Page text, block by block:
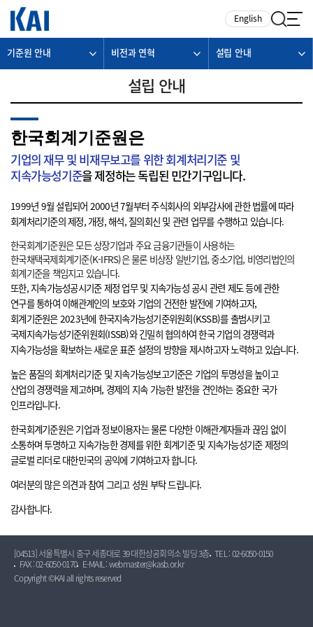
English
기준원 안내 비전과 연혁 설립 안내
설립 안내
한국회계기준원은
기업의 재무 및 비재무보고를 위한 회계처리기준 및
지속가능성기준을 제정하는 독립된 민간기구입니다.
1999년 9월 설립되어 2000년 7월부터 주식회사의 외부감사에 관한 법률에 따라
회계처리기준의 제정, 개정, 해석, 질의회신 및 관련 업무를 수행하고 있습니다.
한국회계기준원은 모든 상장기업과 주요 금융기관들이 사용하는
한국채택국제회계기준(K-IFRS)은 물론 비상장 일반기업, 중소기업, 비영리법인의
회계기준을 책임지고 있습니다.
또한, 지속가능성공시기준 제정 업무 및 지속가능성 공시 관련 제도 등에 관한
연구를 통하여 이해관계인의 보호와 기업의 건전한 발전에 기여하고자,
회계기준원은 2023년에 한국지속가능성기준위원회(KSSB)를 출범시키고
국제지속가능성기준위원회(ISSB)와 긴밀히 협의하여 한국 기업의 경쟁력과
지속가능성을 확보하는 새로운 표준 설정의 방향을 제시하고자 노력하고 있습니다.
높은 품질의 회계처리기준 및 지속가능성보고기준은 기업의 투명성을 높이고
산업의 경쟁력을 제고하며, 경제의 지속 가능한 발전을 견인하는 중요한 국가
인프라입니다.
한국회계기준원은 기업과 정보이용자는 물론 다양한 이해관계자들과 끊임 없이
소통하며 투명하고 지속가능한 경제를 위한 회계기준 및 지속가능성기준 제정의
글로벌 리더로 대한민국의 공익에 기여하고자 합니다.
여러분의 많은 의견과 참여 그리고 성원 부탁 드립니다.
감사합니다.
[04513] 서울특별시 중구 세종대로 39 대한상공회의소 빌딩 3층 TEL : 02-6050-0150
FAX : 02-6050-0170
E-MAIL : webmaster@kasb.or.kr
Copyright ©KAI all rights reserved